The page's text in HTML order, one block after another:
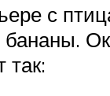
с
бананы.
так: